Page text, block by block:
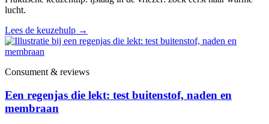
lucht.
Lees de keuzehulp →
Consument & reviews
Een regenjas die lekt: test buitenstof, naden en
membraan